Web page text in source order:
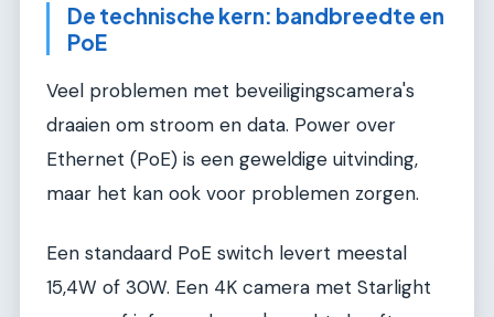
De technische kern: bandbreedte en
PoE
Veel problemen met beveiligingscamera's
draaien om stroom en data. Power over
Ethernet (PoE) is een geweldige uitvinding,
maar het kan ook voor problemen zorgen.
Een standaard PoE switch levert meestal
15,4W of 30W. Een 4K camera met Starlight